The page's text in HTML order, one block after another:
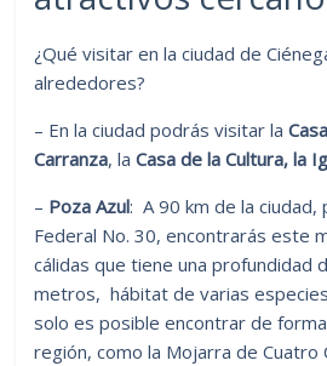
¿Qué visitar en la ciudad de
alrededores?
– En la ciudad podrás visitar la
Carranza, laCasa de la Cultura, la
– Poza Azul: A 90 km de la ciudad,
Federal No. 30, encontrarás este
cálidas que tiene una profundidad
metros, hábitat de varias
solo es posible encontrar de
región, como la Mojarra de Cuatro